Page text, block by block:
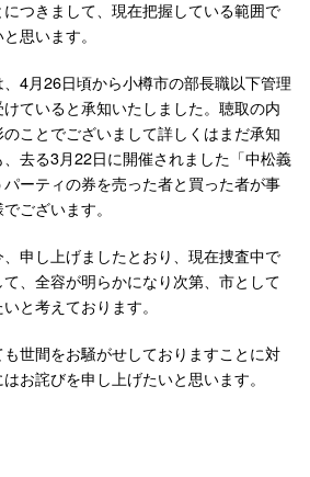
つきまして、現在把握している範囲で
思います。
4月26日頃から小樽市の部長職以下管理
ていると承知いたしました。聴取の内
ことでございまして詳しくはまだ承知
去る3月22日に開催されました「中松義
ーティの券を売った者と買った者が事
ございます。
申し上げましたとおり、現在捜査中で
、全容が明らかになり次第、市として
と考えております。
世間をお騒がせしておりますことに対
お詫びを申し上げたいと思います。